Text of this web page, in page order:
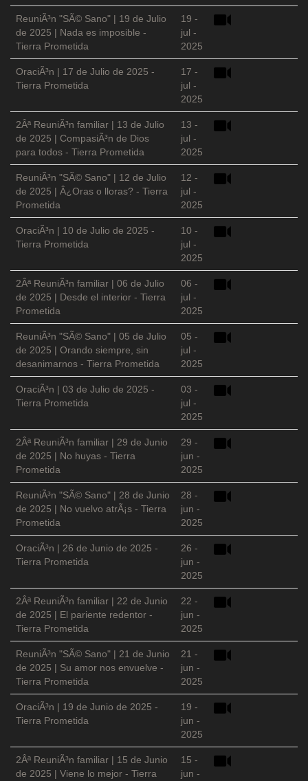
ReuniÃ³n "SÃ© Sano" | 19 de Julio
de 2025 | Nada es imposible -
Tierra Prometida
19 -
jul -
2025
OraciÃ³n | 17 de Julio de 2025 -
Tierra Prometida
17 -
jul -
2025
2Âª ReuniÃ³n familiar | 13 de Julio
de 2025 | CompasiÃ³n de Dios
para todos - Tierra Prometida
13 -
jul -
2025
ReuniÃ³n "SÃ© Sano" | 12 de Julio
de 2025 | Â¿Oras o lloras? - Tierra
Prometida
12 -
jul -
2025
OraciÃ³n | 10 de Julio de 2025 -
Tierra Prometida
10 -
jul -
2025
2Âª ReuniÃ³n familiar | 06 de Julio
de 2025 | Desde el interior - Tierra
Prometida
06 -
jul -
2025
ReuniÃ³n "SÃ© Sano" | 05 de Julio
de 2025 | Orando siempre, sin
desanimarnos - Tierra Prometida
05 -
jul -
2025
OraciÃ³n | 03 de Julio de 2025 -
Tierra Prometida
03 -
jul -
2025
2Âª ReuniÃ³n familiar | 29 de Junio
de 2025 | No huyas - Tierra
Prometida
29 -
jun -
2025
ReuniÃ³n "SÃ© Sano" | 28 de Junio
de 2025 | No vuelvo atrÃ¡s - Tierra
Prometida
28 -
jun -
2025
OraciÃ³n | 26 de Junio de 2025 -
Tierra Prometida
26 -
jun -
2025
2Âª ReuniÃ³n familiar | 22 de Junio
de 2025 | El pariente redentor -
Tierra Prometida
22 -
jun -
2025
ReuniÃ³n "SÃ© Sano" | 21 de Junio
de 2025 | Su amor nos envuelve -
Tierra Prometida
21 -
jun -
2025
OraciÃ³n | 19 de Junio de 2025 -
Tierra Prometida
19 -
jun -
2025
2Âª ReuniÃ³n familiar | 15 de Junio
de 2025 | Viene lo mejor - Tierra
15 -
jun -